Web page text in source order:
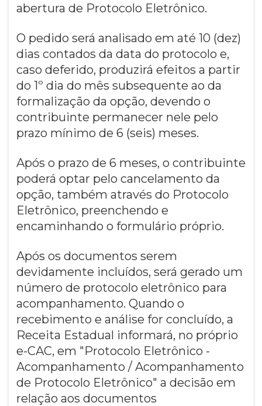
abertura de Protocolo Eletrônico.
O pedido será analisado em até 10 (dez)
dias contados da data do protocolo e,
caso deferido, produzirá efeitos a partir
do 1º dia do mês subsequente ao da
formalização da opção, devendo o
contribuinte permanecer nele pelo
prazo mínimo de 6 (seis) meses.
Após o prazo de 6 meses, o contribuinte
poderá optar pelo cancelamento da
opção, também através do Protocolo
Eletrônico, preenchendo e
encaminhando o formulário próprio.
Após os documentos serem
devidamente incluídos, será gerado um
número de protocolo eletrônico para
acompanhamento. Quando o
recebimento e análise for concluído, a
Receita Estadual informará, no próprio
e-CAC, em "Protocolo Eletrônico -
Acompanhamento / Acompanhamento
de Protocolo Eletrônico" a decisão em
relação aos documentos